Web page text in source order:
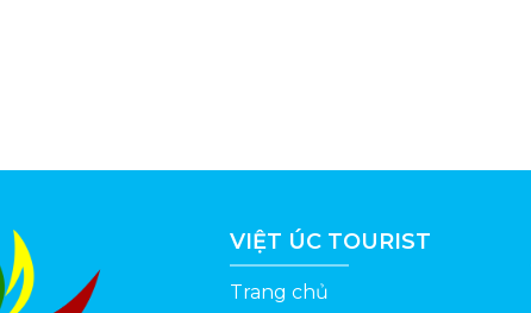
VIỆT ÚC TOURIST
Trang chủ